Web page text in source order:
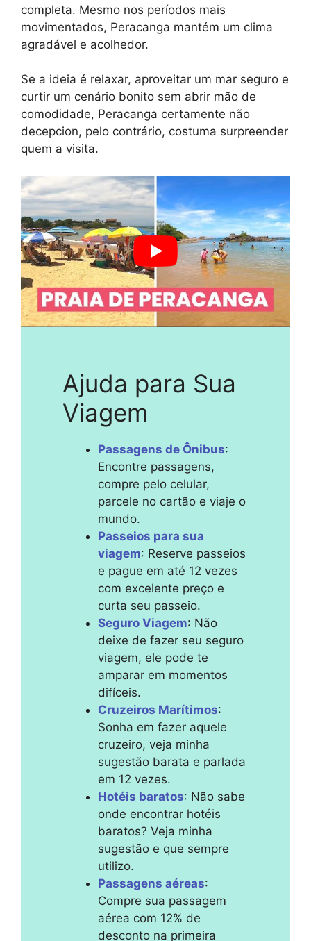
completa. Mesmo nos períodos mais
movimentados, Peracanga mantém um clima
agradável e acolhedor.
Se a ideia é relaxar, aproveitar um mar seguro e
curtir um cenário bonito sem abrir mão de
comodidade, Peracanga certamente não
decepcion, pelo contrário, costuma surpreender
quem a visita.
Ajuda para Sua
Viagem
Passagens de Ônibus:
Encontre passagens,
compre pelo celular,
parcele no cartão e viaje o
mundo.
Passeios para sua
viagem: Reserve passeios
e pague em até 12 vezes
com excelente preço e
curta seu passeio.
Seguro Viagem: Não
deixe de fazer seu seguro
viagem, ele pode te
amparar em momentos
difíceis.
Cruzeiros Marítimos:
Sonha em fazer aquele
cruzeiro, veja minha
sugestão barata e parlada
em 12 vezes.
Hotéis baratos: Não sabe
onde encontrar hotéis
baratos? Veja minha
sugestão e que sempre
utilizo.
Passagens aéreas:
Compre sua passagem
aérea com 12% de
desconto na primeira